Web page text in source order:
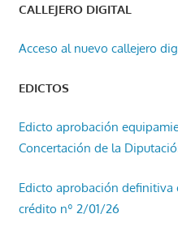
CALLEJERO DIGITAL
Acceso al nuevo callejero
EDICTOS
Edicto aprobación
Concertación de la
Edicto aprobación
crédito nº 2/01/26